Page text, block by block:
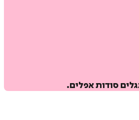
סודות אפלים.